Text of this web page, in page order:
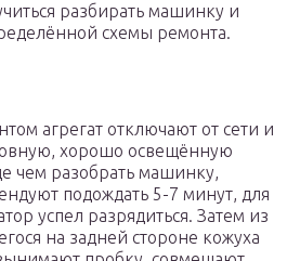
разбирать машинку и
схемы ремонта.
агрегат отключают от сети и
хорошо освещённую
чем разобрать машинку,
подождать 5-7 минут, для
успел разрядиться. Затем из
на задней стороне кожуха